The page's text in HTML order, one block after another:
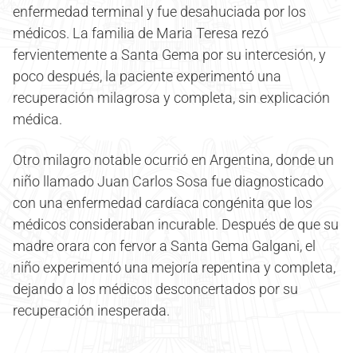
enfermedad terminal y fue desahuciada por los
médicos. La familia de Maria Teresa rezó
fervientemente a Santa Gema por su intercesión, y
poco después, la paciente experimentó una
recuperación milagrosa y completa, sin explicación
médica.
Otro milagro notable ocurrió en Argentina, donde un
niño llamado Juan Carlos Sosa fue diagnosticado
con una enfermedad cardíaca congénita que los
médicos consideraban incurable. Después de que su
madre orara con fervor a Santa Gema Galgani, el
niño experimentó una mejoría repentina y completa,
dejando a los médicos desconcertados por su
recuperación inesperada.